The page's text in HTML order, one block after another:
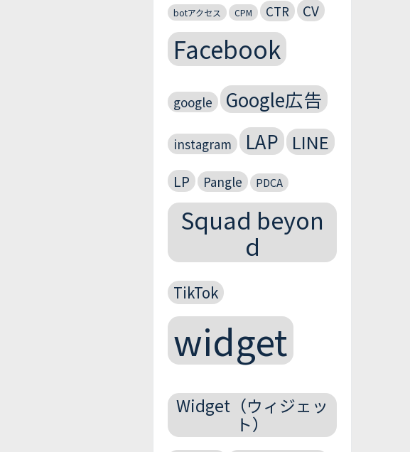
botアクセス CPM CTR CV
Facebook
google Google広告
instagram LAP LINE
LP Pangle PDCA
Squad beyon
d
TikTok
widget
Widget（ウィジェッ
ト）